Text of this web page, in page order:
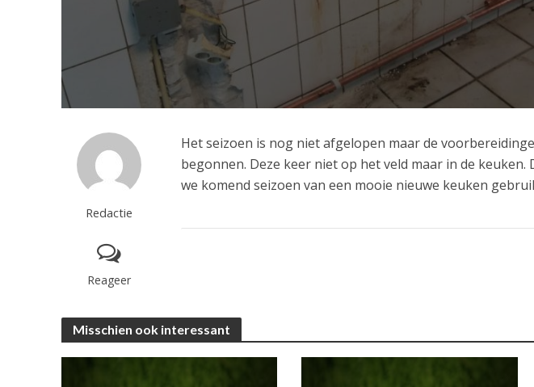
Redactie
Reageer
Het seizoen is nog niet afgelopen maar de
begonnen. Deze keer niet op het veld maar in de
we komend seizoen van een mooie nieuwe keuken
Misschien ook interessant